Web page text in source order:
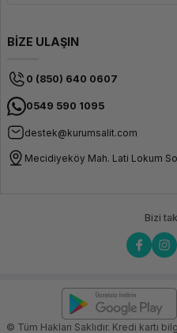
BİZE ULAŞIN
0 (850) 640 0607
0549 590 1095
destek@kurumsalit.com
Mecidiyeköy Mah. Lati Lokum
Bizi
© Tüm Hakları Saklıdır. Kredi kartı